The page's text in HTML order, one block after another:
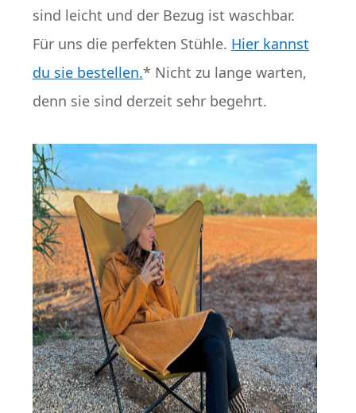
sind leicht und der Bezug ist waschbar.
Für uns die perfekten Stühle. Hier kannst
du sie bestellen.* Nicht zu lange warten,
denn sie sind derzeit sehr begehrt.